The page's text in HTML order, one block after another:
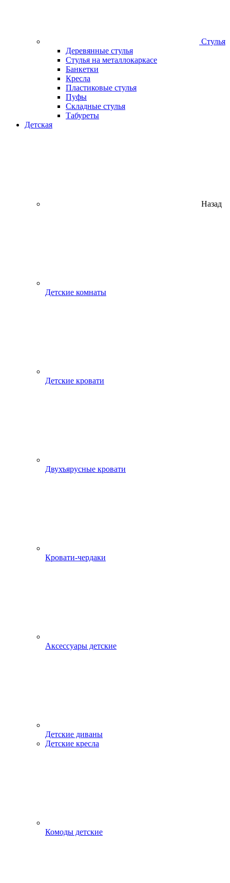
Стулья
Деревянные стулья
Стулья на металлокаркасе
Банкетки
Кресла
Пластиковые стулья
Пуфы
Складные стулья
Табуреты
Детская
Назад
Детские комнаты
Детские кровати
Двухъярусные кровати
Кровати-чердаки
Аксессуары детские
Детские диваны
Детские кресла
Комоды детские